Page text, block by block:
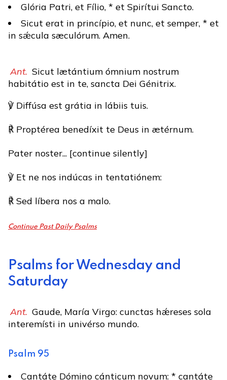
Glória Patri, et Fílio, * et Spirítui Sancto.
Sicut erat in princípio, et nunc, et semper, * et
in sǽcula sæculórum. Amen.
Ant. Sicut lætántium ómnium nostrum
habitátio est in te, sancta Dei Génitrix.
℣ Diffúsa est grátia in lábiis tuis.
℟ Proptérea benedíxit te Deus in ætérnum.
Pater noster... [continue silently]
℣ Et ne nos indúcas in tentatiónem:
℟ Sed líbera nos a malo.
Continue Past Daily Psalms
Psalms for Wednesday and
Saturday
Ant. Gaude, María Virgo: cunctas hǽreses sola
interemísti in univérso mundo.
Psalm 95
Cantáte Dómino cánticum novum: * cantáte